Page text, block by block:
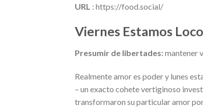
URL : https://food.social/
Viernes Estamos
Presumir de libertades:mantener
Realmente amor es poder y lunes
– un exacto cohete vertiginoso
transformaron su particular amor